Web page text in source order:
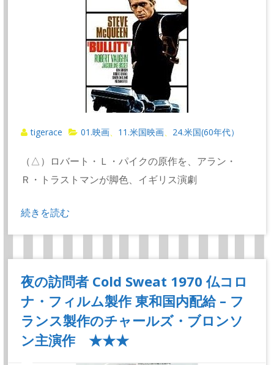
tigerace 01.映画 11.米国映画 24.米国(60年代）
（△）ロバート・Ｌ・パイクの原作を、アラン・
Ｒ・トラストマンが脚色、イギリス演劇
続きを読む
夜の訪問者 Cold Sweat 1970 仏コロ
ナ・フィルム製作 東和国内配給 – フ
ランス製作のチャールズ・ブロンソ
ン主演作 ★★★